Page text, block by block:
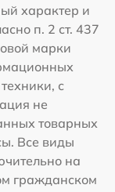
характер и
п. 2 ст. 437
марки
с
не
товарных
Все виды
на
гражданском